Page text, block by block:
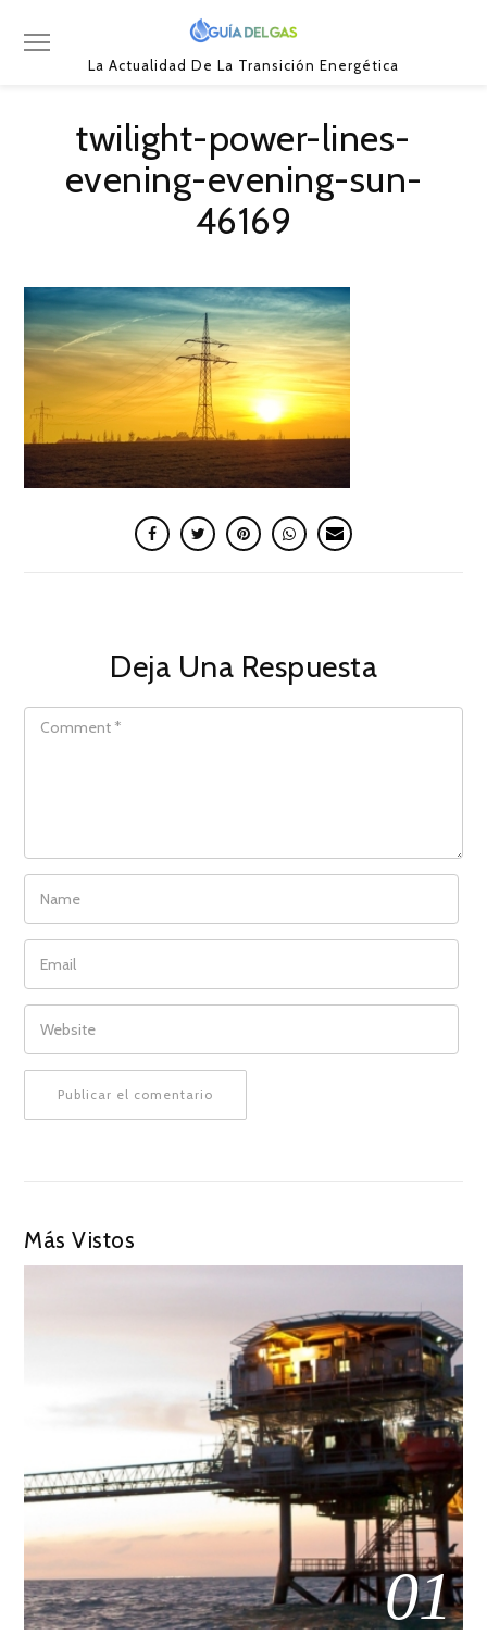
La Actualidad De La Transición Energética
twilight-power-lines-
evening-evening-sun-
46169
Deja Una Respuesta
COMMENT
NAME
EMAIL
WEBSITE
Más Vistos
01